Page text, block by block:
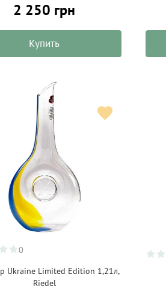
2 250 грн
Купить
0
Ukraine Limited Edition 1,21л,
Riedel